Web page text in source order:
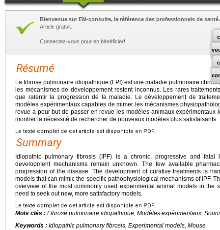
Bienvenue sur EM-consulte, la référence des professionnels de santé.
Article gratuit.
Connectez-vous pour en bénéficier!
Résumé
La fibrose pulmonaire idiopathique (FPI) est une maladie pulmonaire
les mécanismes de développement restent inconnus. Les rares
que ralentir la progression de la maladie. Le développement de
modèles expérimentaux capables de mimer les mécanismes
revue a pour but de passer en revue les modèles animaux expérimentaux
montrer la nécessité de rechercher de nouveaux modèles plus satisfaisants.
Le texte complet de cet article est disponible en PDF.
Summary
Idiopathic pulmonary fibrosis (IPF) is a chronic, progressive and
development mechanisms remain unknown. The few available
progression of the disease. The development of curative treatments is
models that can mimic the specific pathophysiological mechanisms of IPF.
overview of the most commonly used experimental animal models in the
need to seek out new, more satisfactory models.
Le texte complet de cet article est disponible en PDF.
Mots clés : Fibrose pulmonaire idiopathique, Modèles expérimentaux,
Keywords : Idiopathic pulmonary fibrosis, Experimental models, Mouse